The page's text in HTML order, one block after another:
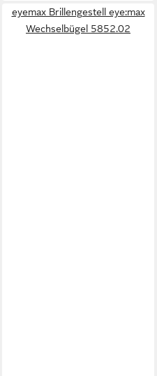
eyemax Brillengestell eye:max
Wechselbügel 5852.02